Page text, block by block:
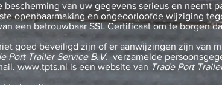
bescherming van uw gegevens serieus en neemt
openbaarmaking en ongeoorloofde wijziging
een betrouwbaar SSL Certificaat om te borgen
goed beveiligd zijn of er aanwijzingen zijn van
Port Trailer Service B.V. verzamelde
. www.tpts.nl is een website van Trade Port